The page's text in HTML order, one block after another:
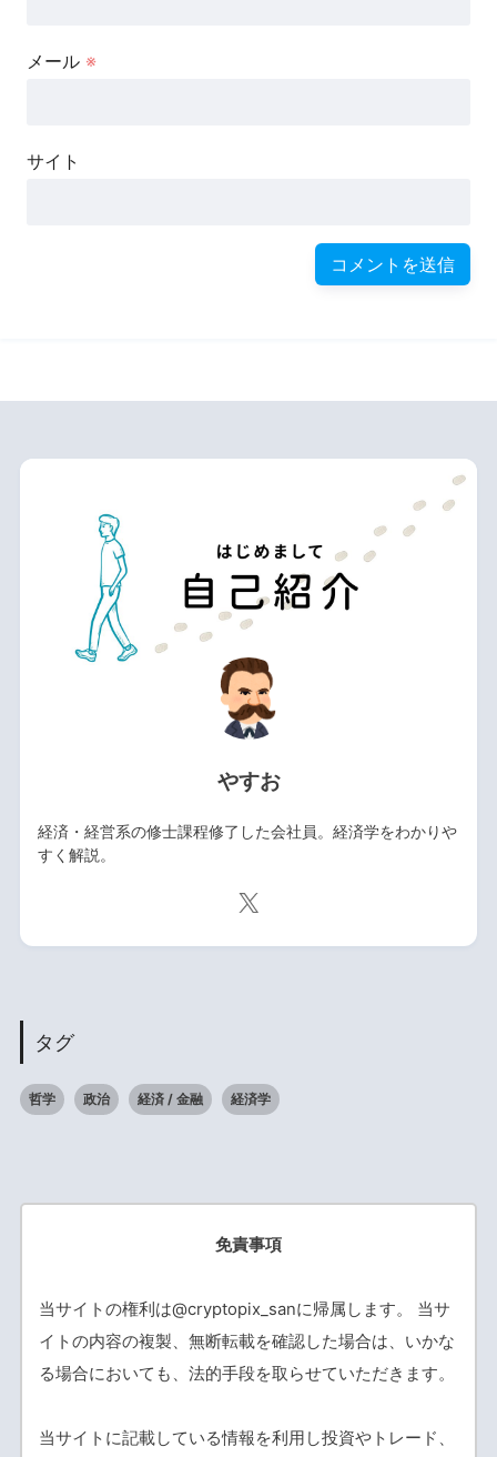
メール ※
サイト
やすお
経済・経営系の修士課程修了した会社員。経済学をわかりや
すく解説。
タグ
哲学 政治 経済 / 金融 経済学
免責事項
当サイトの権利は@cryptopix_sanに帰属します。 当サ
イトの内容の複製、無断転載を確認した場合は、いかな
る場合においても、法的手段を取らせていただきます。
当サイトに記載している情報を利用し投資やトレード、